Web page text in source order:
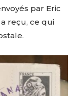
par Eric
reçu, ce qui